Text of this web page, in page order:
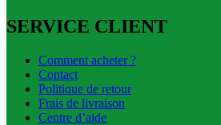
SERVICE CLIENT
Comment acheter ?
Contact
Politique de retour
Frais de livraison
Centre d’aide